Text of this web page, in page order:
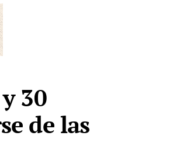
30
de las